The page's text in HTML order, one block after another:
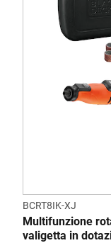
BCRT8IK-XJ
Multifunzione
valigetta in